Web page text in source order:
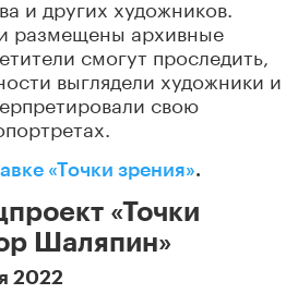
и других художников.
размещены архивные
смогут проследить,
выглядели художники и
свою
«Точки зрения».
«Точки
Шаляпин»
2022